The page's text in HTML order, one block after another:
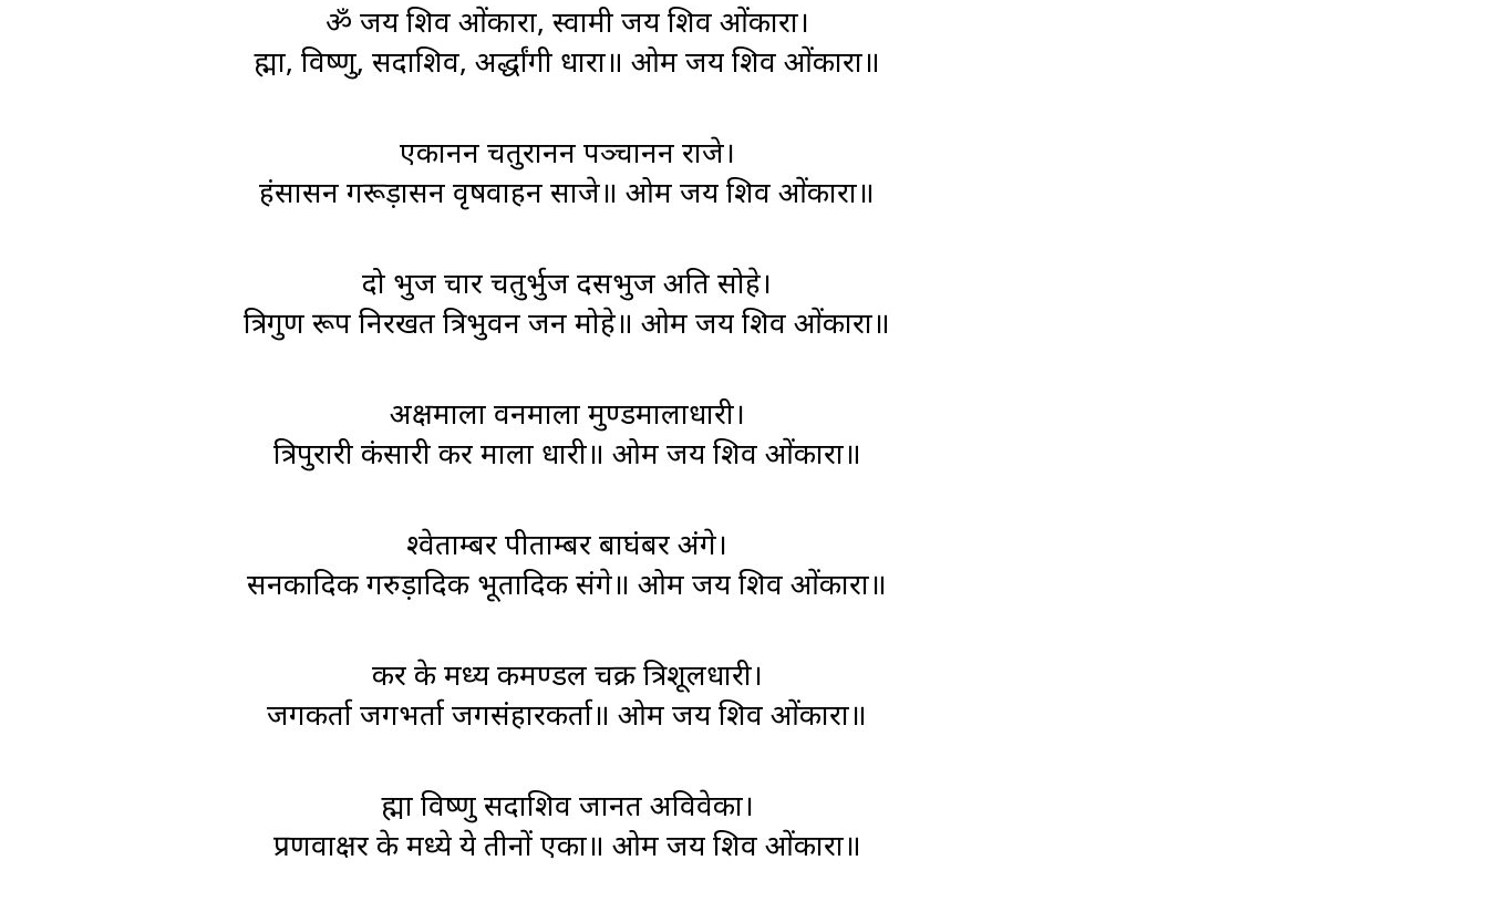
ॐ जय शिव ओंकारा, स्वामी जय शिव ओंकारा।
ब्रह्मा, विष्णु, सदाशिव, अर्द्धांगी धारा॥ ओम जय शिव ओंकारा॥
एकानन चतुरानन पञ्चानन राजे।
हंसासन गरूड़ासन वृषवाहन साजे॥ ओम जय शिव ओंकारा॥
दो भुज चार चतुर्भुज दसभुज अति सोहे।
त्रिगुण रूप निरखत त्रिभुवन जन मोहे॥ ओम जय शिव ओंकारा॥
अक्षमाला वनमाला मुण्डमालाधारी।
त्रिपुरारी कंसारी कर माला धारी॥ ओम जय शिव ओंकारा॥
श्वेताम्बर पीताम्बर बाघंबर अंगे।
सनकादिक गरुड़ादिक भूतादिक संगे॥ ओम जय शिव ओंकारा॥
कर के मध्य कमण्डल चक्र त्रिशूलधारी।
जगकर्ता जगभर्ता जगसंहारकर्ता॥ ओम जय शिव ओंकारा॥
ब्रह्मा विष्णु सदाशिव जानत अविवेका।
प्रणवाक्षर के मध्ये ये तीनों एका॥ ओम जय शिव ओंकारा॥